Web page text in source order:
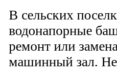
В сельских
водонапорные
ремонт или
машинный зал.